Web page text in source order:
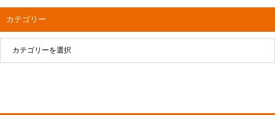
カテゴリー